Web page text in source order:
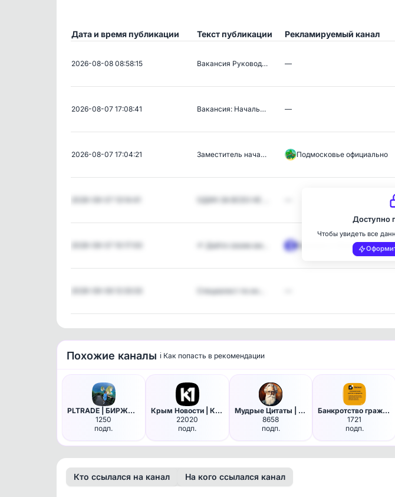
Дата и время публикации Текст публикации Рекламируемый канал
2026-08-08 08:58:15 Вакансия Руковод… —
2026-08-07 17:08:41 Вакансия: Началь… —
2026-08-07 17:04:21 Заместитель нача… Подмосковье официально
ОДИН ЗА ВСЕХ НЕ …
🌱 Дайте своим ам… Карьера в «Знании»
Специалист по ин…
Доступно
Чтобы увидеть все
Похожие каналы ℹ️ Как попасть в рекомендации
PLTRADE | БИРЖА ОКСАНЫ | План…
1250
подп.
Крым Новости | Крым
22020
подп.
Мудрые Цитаты | Саморазвитие
8658
подп.
Банкротство граждан РФ
1721
подп.
Кто ссылался на канал На кого ссылался канал